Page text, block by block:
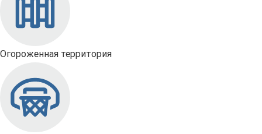
Огороженная территория